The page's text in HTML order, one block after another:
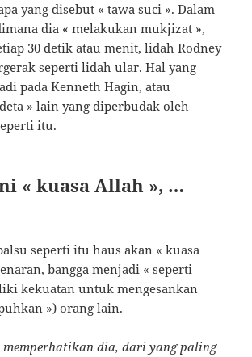
yang disebut « tawa suci ». Dalam
dia « melakukan mukjizat »,
30 detik atau menit, lidah Rodney
seperti lidah ular. Hal yang
pada Kenneth Hagin, atau
» lain yang diperbudak oleh
itu.
« kuasa Allah », …
seperti itu haus akan « kuasa
bangga menjadi « seperti
kekuatan untuk mengesankan
») orang lain.
memperhatikan dia, dari yang paling